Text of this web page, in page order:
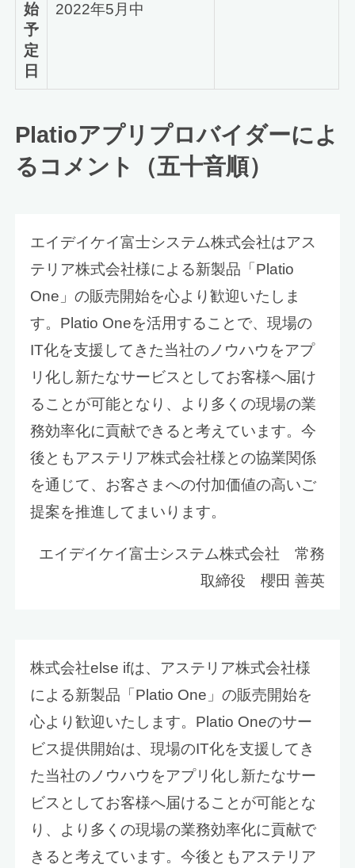
始
予
定
日
2022年5月中
Platioアプリプロバイダーによ
るコメント（五十音順）
エイデイケイ富士システム株式会社はアス
テリア株式会社様による新製品「Platio
One」の販売開始を心より歓迎いたしま
す。Platio Oneを活用することで、現場の
IT化を支援してきた当社のノウハウをアプ
リ化し新たなサービスとしてお客様へ届け
ることが可能となり、より多くの現場の業
務効率化に貢献できると考えています。今
後ともアステリア株式会社様との協業関係
を通じて、お客さまへの付加価値の高いご
提案を推進してまいります。
エイデイケイ富士システム株式会社 常務
取締役 櫻田 善英
株式会社else ifは、アステリア株式会社様
による新製品「Platio One」の販売開始を
心より歓迎いたします。Platio Oneのサー
ビス提供開始は、現場のIT化を支援してき
た当社のノウハウをアプリ化し新たなサー
ビスとしてお客様へ届けることが可能とな
り、より多くの現場の業務効率化に貢献で
きると考えています。今後ともアステリア